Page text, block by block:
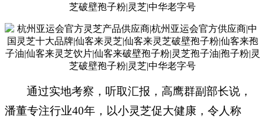
通过实地考察，听取汇报，高鹰群副部长说，
潘董专注行业40年，以小灵芝促大健康，令人称